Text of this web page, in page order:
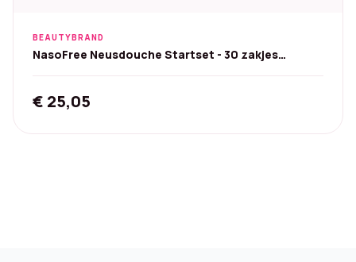
BEAUTYBRAND
NasoFree Neusdouche Startset - 30 zakjes
€ 25,05